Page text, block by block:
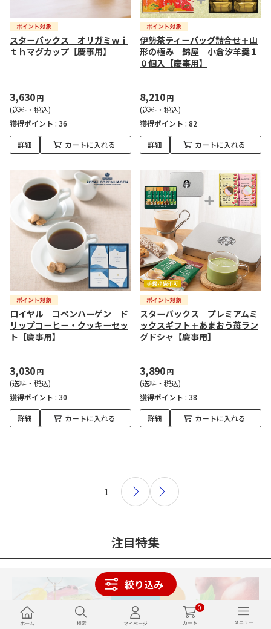
0
絞り込み
スターバックス オリガミｗｉ
ｔｈマグカップ【慶事用】
3,630円
(送料・税込)
獲得ポイント : 36
詳細 カートに入れる
伊勢茶ティーバッグ詰合せ＋山
形の極み 錦屋 小倉汐羊羹１
０個入【慶事用】
8,210円
(送料・税込)
獲得ポイント : 82
詳細 カートに入れる
ロイヤル コペンハーゲン ド
リップコーヒー・クッキーセッ
ト【慶事用】
3,030円
(送料・税込)
獲得ポイント : 30
詳細 カートに入れる
スターバックス プレミアムミ
ックスギフト＋あまおう苺ラン
グドシャ【慶事用】
3,890円
(送料・税込)
獲得ポイント : 38
詳細 カートに入れる
1
注目特集